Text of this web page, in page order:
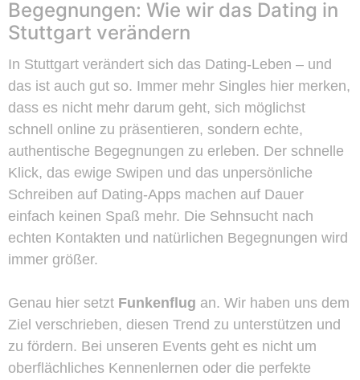
Begegnungen: Wie wir das Dating in
Stuttgart verändern
In Stuttgart verändert sich das Dating-Leben – und
das ist auch gut so. Immer mehr Singles hier merken,
dass es nicht mehr darum geht, sich möglichst
schnell online zu präsentieren, sondern echte,
authentische Begegnungen zu erleben. Der schnelle
Klick, das ewige Swipen und das unpersönliche
Schreiben auf Dating-Apps machen auf Dauer
einfach keinen Spaß mehr. Die Sehnsucht nach
echten Kontakten und natürlichen Begegnungen wird
immer größer.
Genau hier setzt Funkenflug an. Wir haben uns dem
Ziel verschrieben, diesen Trend zu unterstützen und
zu fördern. Bei unseren Events geht es nicht um
oberflächliches Kennenlernen oder die perfekte